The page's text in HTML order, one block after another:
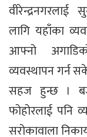
लागि यहाँका
आफ्नो
व्यवस्थापन गर्न
सहज हुन्छ ।
फोहोरलाई पनि
सरोकावाला